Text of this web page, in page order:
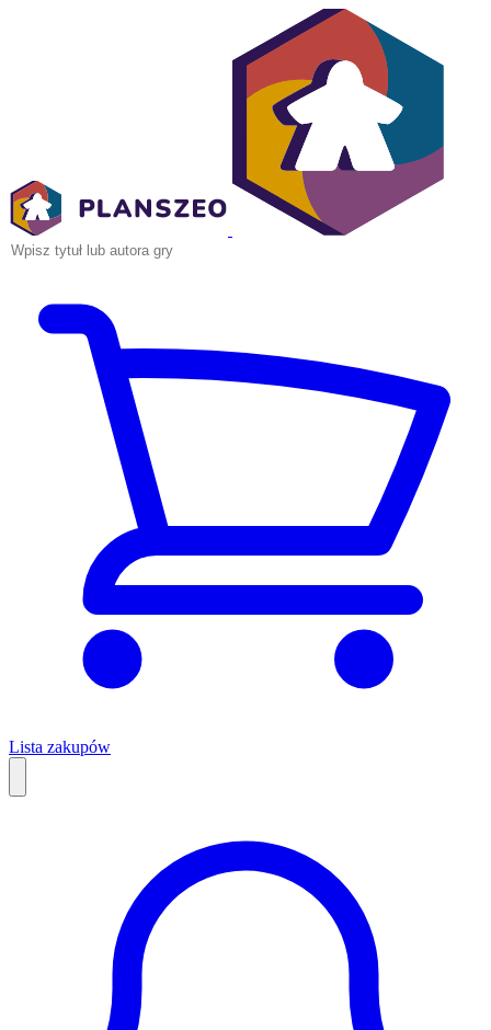
Lista zakupów